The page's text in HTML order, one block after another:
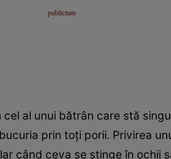
al unui bătrân care stă
prin toți porii. Privirea
când ceva se stinge în ochii